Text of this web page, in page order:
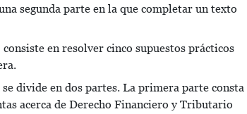
segunda parte en la que completar un texto
en resolver cinco supuestos prácticos
divide en dos partes. La primera parte consta
acerca de Derecho Financiero y Tributario